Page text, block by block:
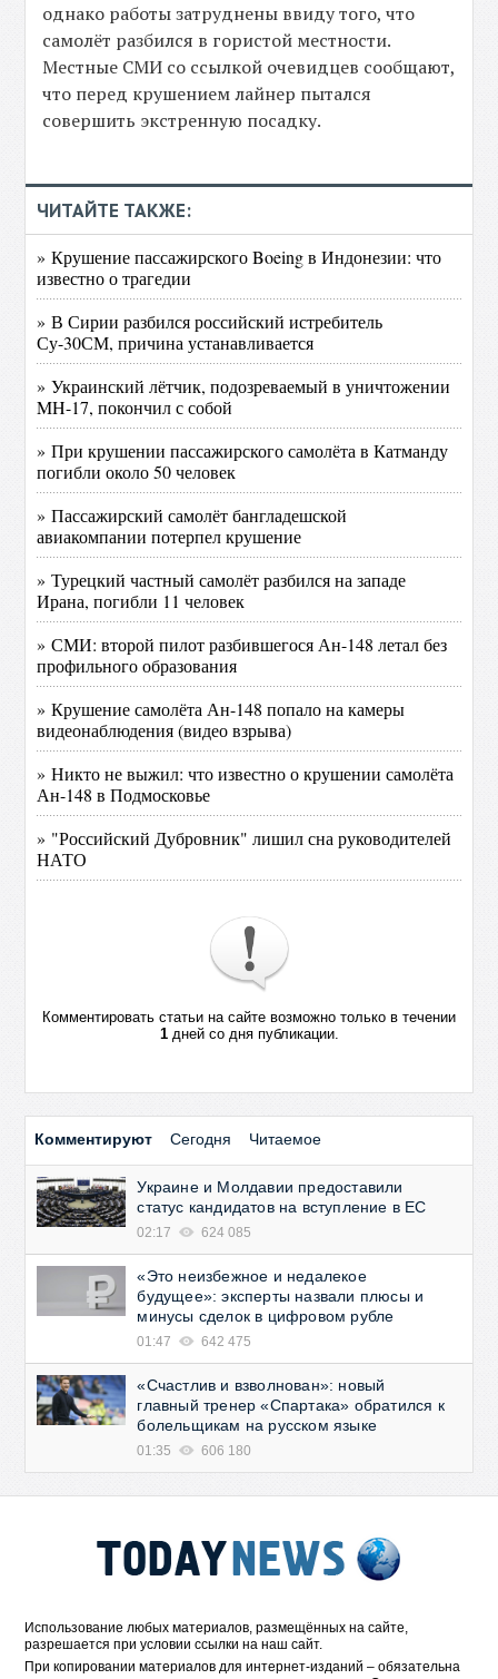
однако работы затруднены ввиду того, что
самолёт разбился в гористой местности.
Местные СМИ со ссылкой очевидцев сообщают,
что перед крушением лайнер пытался
совершить экстренную посадку.
ЧИТАЙТЕ ТАКЖЕ:
» Крушение пассажирского Boeing в Индонезии: что
известно о трагедии
» В Сирии разбился российский истребитель
Су-30СМ, причина устанавливается
» Украинский лётчик, подозреваемый в уничтожении
MH-17, покончил с собой
» При крушении пассажирского самолёта в Катманду
погибли около 50 человек
» Пассажирский самолёт бангладешской
авиакомпании потерпел крушение
» Турецкий частный самолёт разбился на западе
Ирана, погибли 11 человек
» СМИ: второй пилот разбившегося Ан-148 летал без
профильного образования
» Крушение самолёта Ан-148 попало на камеры
видеонаблюдения (видео взрыва)
» Никто не выжил: что известно о крушении самолёта
Ан-148 в Подмосковье
» "Российский Дубровник" лишил сна руководителей
НАТО
Комментировать статьи на сайте возможно только в течении
1дней со дня публикации.
Комментируют Сегодня Читаемое
Украине и Молдавии предоставили
статус кандидатов на вступление в ЕС
02:17 624 085
«Это неизбежное и недалекое
будущее»: эксперты назвали плюсы и
минусы сделок в цифровом рубле
01:47 642 475
«Счастлив и взволнован»: новый
главный тренер «Спартака» обратился к
болельщикам на русском языке
01:35 606 180
Использование любых материалов, размещённых на сайте,
разрешается при условии ссылки на наш сайт.
При копировании материалов для интернет-изданий – обязательна